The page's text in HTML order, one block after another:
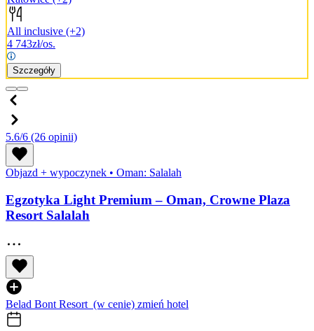
All inclusive (+2)
4 743zł/os.
Szczegóły
5.6/6 (26 opinii)
Objazd + wypoczynek • Oman: Salalah
Egzotyka Light Premium – Oman, Crowne Plaza
Resort Salalah
Belad Bont Resort (w cenie) zmień hotel